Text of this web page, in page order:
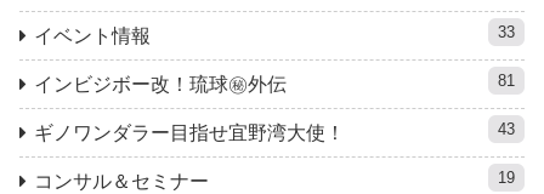
イベント情報 33
インビジボー改！琉球㊙︎外伝 81
ギノワンダラー目指せ宜野湾大使！ 43
コンサル＆セミナー 19